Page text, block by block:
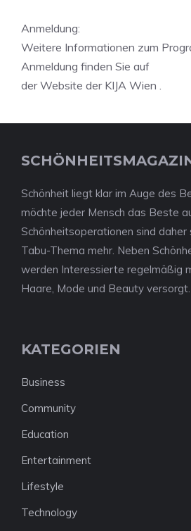
Anmeldung:
Weitere Informationen zum
Anmeldung finden Sie auf
der Website der KIJA Wien .
Schönheit liegt klar im Auge des
möchte jeder Mensch das Beste
Schönheitsoperationen sind daher
Tabu-Thema mehr. Neben
werden Interessierte regelmäßig
Haare, Mode und Beauty versorgt.
KATEGORIEN
Business
Community
Education
Entertainment
Lifestyle
Technology